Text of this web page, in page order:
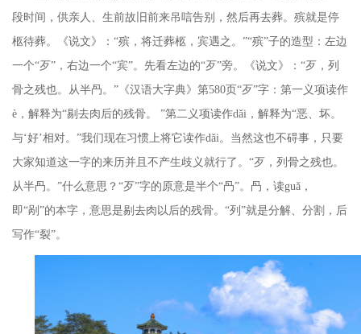
段时间，供亲人、生前故旧前来吊唁告别，然后再去葬。殡就是停
柩待葬。《说文》： “殡，将迁葬柩，宾遇之。”“殡”子的造型：左边
一个“歹”，右边一个“宾”。先看左边的“歹”旁。《说文》：“歹，列
骨之残也。从半冎。”《汉语大字典》第580页“歹”字：第一义项读作
è，解释为“剔去肉后的残骨。 ”第二义项读作dǎi ，解释为“恶、坏。
与‘好’相对。”我们现在习惯上将它读作dǎi 。当然这也不碍事，只要
大家知道这一字的来历并且不产生歧义就行了。 “歹，列骨之残也。
从半冎。”什么意思？“歹”字的原意是半个“冎”。冎，读guǎ ，
即“剐”的本字，意思是剔去肉以后的残骨。“列”就是分解、分割，后
写作“裂”。